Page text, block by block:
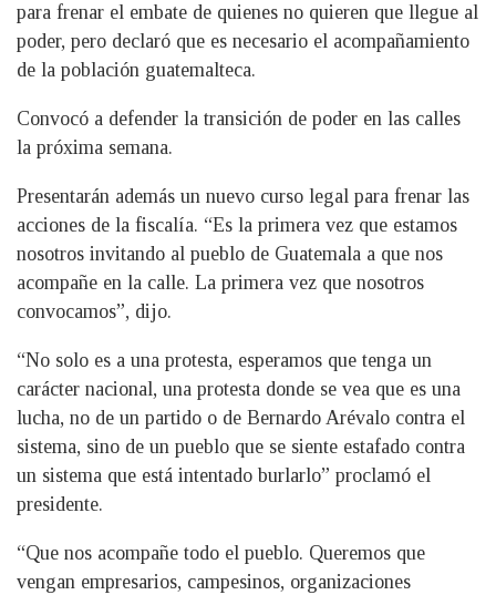
para frenar el embate de quienes no quieren que llegue al
poder, pero declaró que es necesario el acompañamiento
de la población guatemalteca.
Convocó a defender la transición de poder en las calles
la próxima semana.
Presentarán además un nuevo curso legal para frenar las
acciones de la fiscalía. “Es la primera vez que estamos
nosotros invitando al pueblo de Guatemala a que nos
acompañe en la calle. La primera vez que nosotros
convocamos”, dijo.
“No solo es a una protesta, esperamos que tenga un
carácter nacional, una protesta donde se vea que es una
lucha, no de un partido o de Bernardo Arévalo contra el
sistema, sino de un pueblo que se siente estafado contra
un sistema que está intentado burlarlo” proclamó el
presidente.
“Que nos acompañe todo el pueblo. Queremos que
vengan empresarios, campesinos, organizaciones